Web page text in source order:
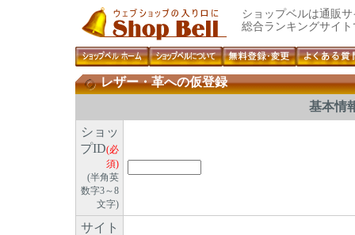
ショップベルは通販
総合ランキングサイ
レザー・革への仮登録
基本情
ショッ
プID(必
須)
(半角英
数字3～8
文字)
サイト